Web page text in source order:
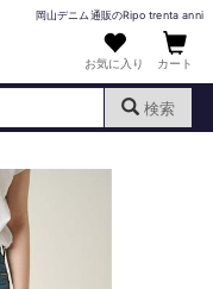
岡山デニム通販のRipo trenta anni
お気に入り カート
検索